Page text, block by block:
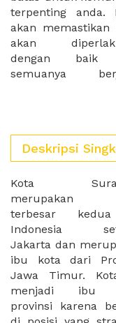
terpenting anda.
akan memastikan
akan
dengan baik
semuanya
fasilitas yang
khusus
Deskripsi
Kota
merupakan
terbesar
Indonesia
Jakarta dan
ibu kota dari
Jawa Timur.
menjadi ibu
provinsi karena
pembuatan
alat berat,
makanan,
serta
Beberapa
yang berkantor
Surabaya
Sampoerna
Maspion dan